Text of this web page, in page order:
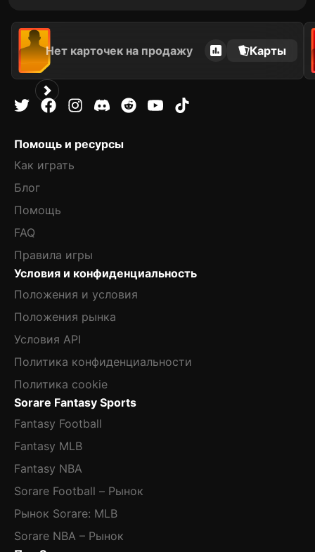
Нет карточек на продажу Карты
Помощь и ресурсы
Как играть
Блог
Помощь
FAQ
Правила игры
Условия и конфиденциальность
Положения и условия
Положения рынка
Условия API
Политика конфиденциальности
Политика cookie
Sorare Fantasy Sports
Fantasy Football
Fantasy MLB
Fantasy NBA
Sorare Football – Рынок
Рынок Sorare: MLB
Sorare NBA – Рынок